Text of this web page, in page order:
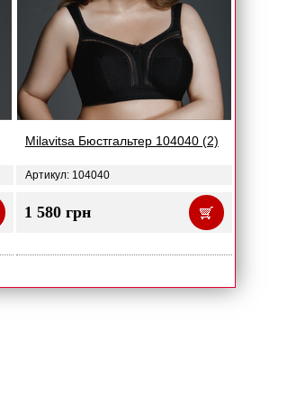
Milavitsa Бюстгальтер 104040 (2)
Артикул: 104040
1 580 грн